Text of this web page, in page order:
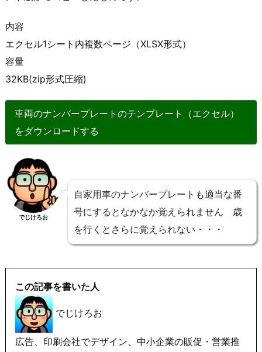
内容
エクセル1シート内複数ページ（XLSX形式）
容量
32KB(zip形式圧縮)
車両のナンバープレートのテンプレート（エクセル）
をダウンロードする
でじけろお
自家用車のナンバープレートも適当な番
号にするとなかなか覚えられません 歳
を行くとさらに覚えられない・・・
この記事を書いた人
でじけろお
広告、印刷会社でデザイン、中小企業の販促・営業推